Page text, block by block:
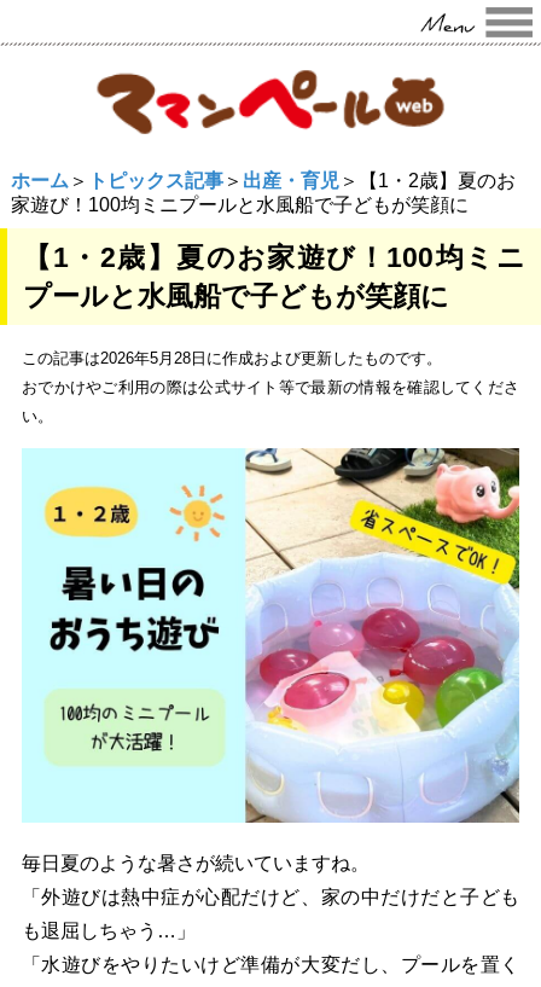
ホーム ＞ トピックス記事＞ 出産・育児＞【1・2歳】夏のお
家遊び！100均ミニプールと水風船で子どもが笑顔に
【1・2歳】夏のお家遊び！100均ミニ
プールと水風船で子どもが笑顔に
この記事は2026年5月28日に作成および更新したものです。
おでかけやご利用の際は公式サイト等で最新の情報を確認してくださ
い。
毎日夏のような暑さが続いていますね。
「外遊びは熱中症が心配だけど、家の中だけだと子ども
も退屈しちゃう…」
「水遊びをやりたいけど準備が大変だし、プールを置く